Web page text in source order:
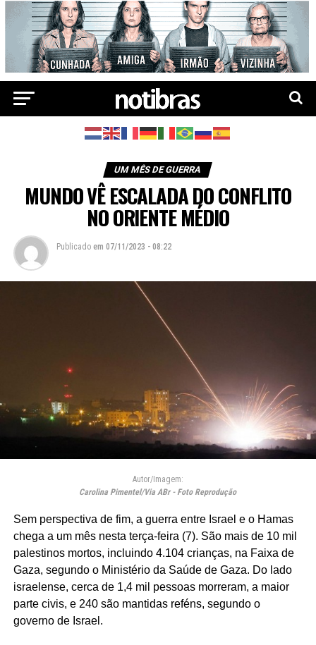
UM MÊS DE GUERRA
MUNDO VÊ ESCALADA DO CONFLITO
NO ORIENTE MÉDIO
Publicado em 07/11/2023 - 08:22
Autor/Imagem:
Carolina Pimentel/Via ABr - Foto Reprodução
Sem perspectiva de fim, a guerra entre Israel e o Hamas
chega a um mês nesta terça-feira (7). São mais de 10 mil
palestinos mortos, incluindo 4.104 crianças, na Faixa de
Gaza, segundo o Ministério da Saúde de Gaza. Do lado
israelense, cerca de 1,4 mil pessoas morreram, a maior
parte civis, e 240 são mantidas reféns, segundo o
governo de Israel.